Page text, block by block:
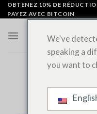
Skip
to
OBTENEZ 10% DE
PAYEZ AVEC BITCOIN
We've
speaking a
you want to